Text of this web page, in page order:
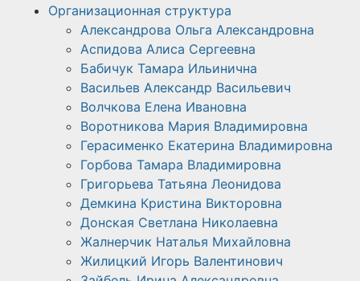
Организационная структура
Александрова Ольга Александровна
Аспидова Алиса Сергеевна
Бабичук Тамара Ильинична
Васильев Александр Васильевич
Волчкова Елена Ивановна
Воротникова Мария Владимировна
Герасименко Екатерина Владимировна
Горбова Тамара Владимировна
Григорьева Татьяна Леонидова
Демкина Кристина Викторовна
Донская Светлана Николаевна
Жалнерчик Наталья Михайловна
Жилицкий Игорь Валентинович